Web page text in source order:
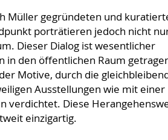
Müller gegründeten und
porträtieren jedoch nicht
Dieser Dialog ist wesentlicher
in den öffentlichen Raum
Motive, durch die
Ausstellungen wie mit einer
verdichtet. Diese
einzigartig.